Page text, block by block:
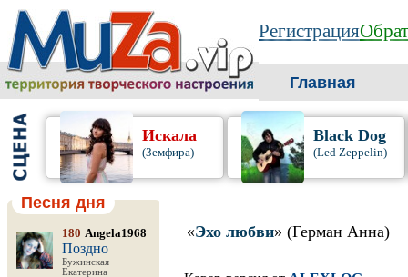
Регистрация
Главная
Искала
(Земфира)
Black Dog
(Led Zeppelin)
Песня дня
180 Angela1968
Поздно
Бужинская
Екатерина
«Эхо любви» (Герман Анна)